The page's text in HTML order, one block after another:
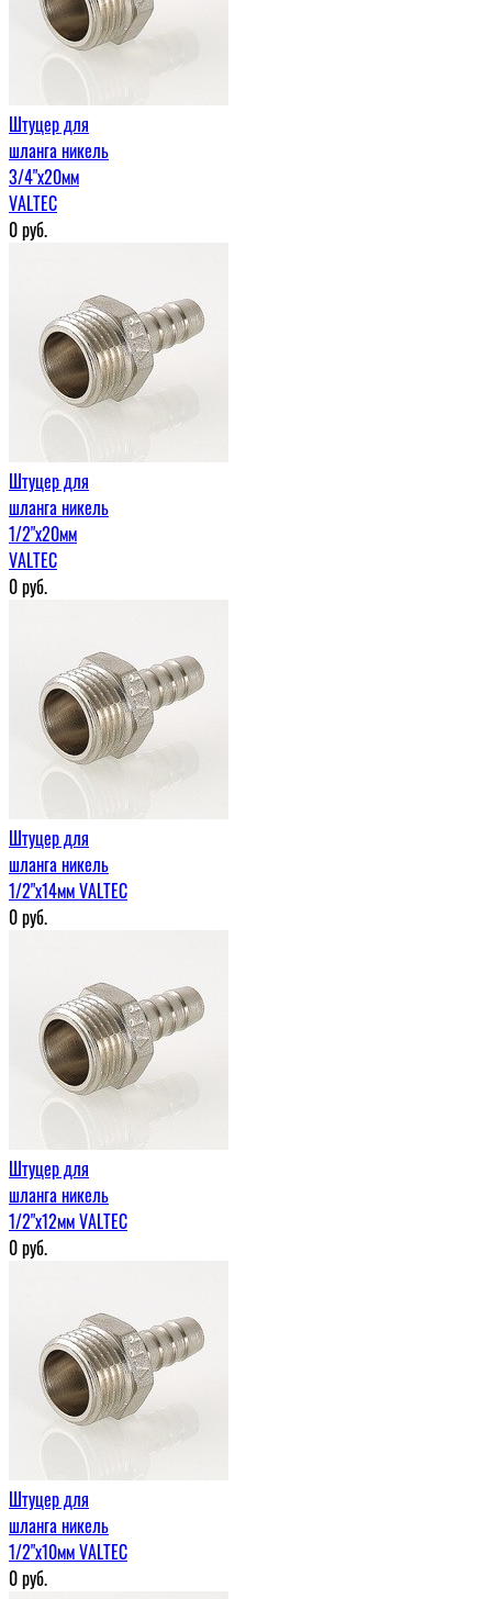
Штуцер для
шланга никель
3/4"х20мм
VALTEC
0руб.
Штуцер для
шланга никель
1/2"х20мм
VALTEC
0руб.
Штуцер для
шланга никель
1/2"х14мм VALTEC
0руб.
Штуцер для
шланга никель
1/2"х12мм VALTEC
0руб.
Штуцер для
шланга никель
1/2"х10мм VALTEC
0руб.